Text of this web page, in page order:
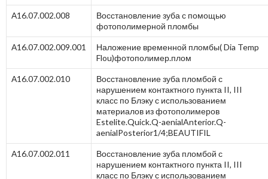
А16.07.002.008
Восстановление зуба с помощью
фотополимерной пломбы
А16.07.002.009.001
Наложение временной пломбы( Dia Temp
Flou)фотополимер.плом
А16.07.002.010
Восстановление зуба пломбой с
нарушением контактного пункта II, III
класс по Блэку с использованием
материалов из фотополимеров
Estelite.Quick.Q-aenialAnterior.Q-
aenialPosterior1/4;BEAUTIFIL
А16.07.002.011
Восстановление зуба пломбой с
нарушением контактного пункта II, III
класс по Блэку с использованием